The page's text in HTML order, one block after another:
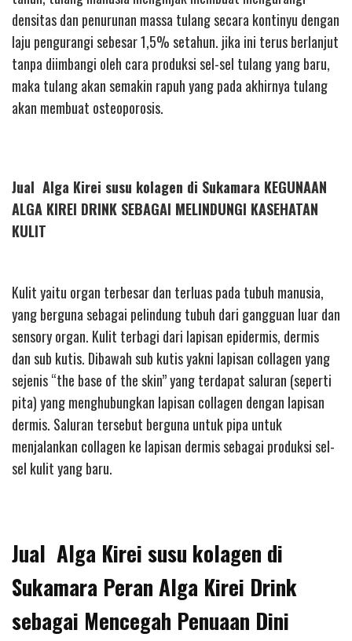
densitas dan penurunan massa tulang secara kontinyu dengan
laju pengurangi sebesar 1,5% setahun. jika ini terus berlanjut
tanpa diimbangi oleh cara produksi sel-sel tulang yang baru,
maka tulang akan semakin rapuh yang pada akhirnya tulang
akan membuat osteoporosis.
Jual Alga Kirei susu kolagen di Sukamara KEGUNAAN
ALGA KIREI DRINK SEBAGAI MELINDUNGI KASEHATAN
KULIT
Kulit yaitu organ terbesar dan terluas pada tubuh manusia,
yang berguna sebagai pelindung tubuh dari gangguan luar dan
sensory organ. Kulit terbagi dari lapisan epidermis, dermis
dan sub kutis. Dibawah sub kutis yakni lapisan collagen yang
sejenis “the base of the skin” yang terdapat saluran (seperti
pita) yang menghubungkan lapisan collagen dengan lapisan
dermis. Saluran tersebut berguna untuk pipa untuk
menjalankan collagen ke lapisan dermis sebagai produksi sel-
sel kulit yang baru.
Jual Alga Kirei susu kolagen di
Sukamara Peran Alga Kirei Drink
sebagai Mencegah Penuaan Dini